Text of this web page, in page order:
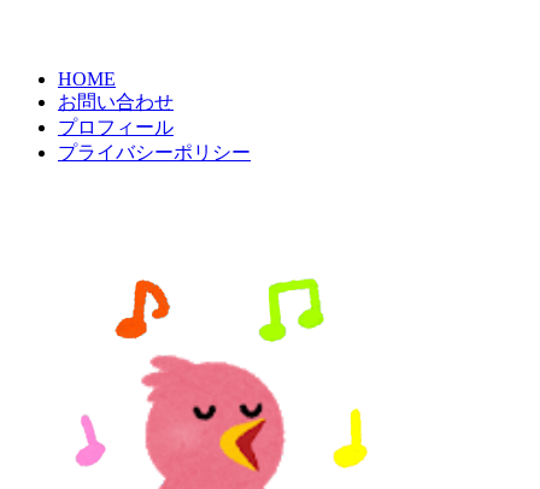
HOME
お問い合わせ
プロフィール
プライバシーポリシー